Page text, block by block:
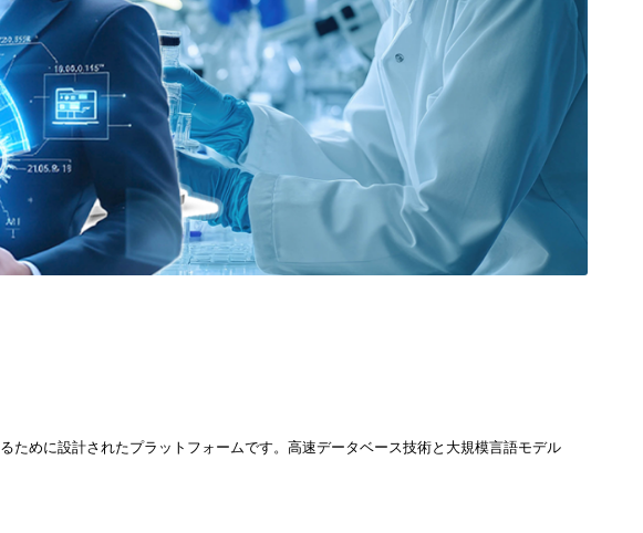
ために設計されたプラットフォームです。高速データベース技術と大規模言語モデル